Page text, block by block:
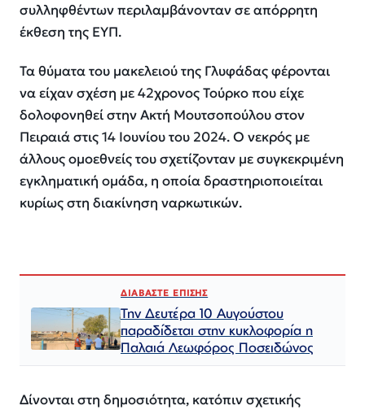
συλληφθέντων περιλαμβάνονταν σε απόρρητη
έκθεση της ΕΥΠ.
Τα θύματα του μακελειού της Γλυφάδας φέρονται
να είχαν σχέση με 42χρονος Τούρκο που είχε
δολοφονηθεί στην Ακτή Μουτσοπούλου στον
Πειραιά στις 14 Ιουνίου του 2024. Ο νεκρός με
άλλους ομοεθνείς του σχετίζονταν με συγκεκριμένη
εγκληματική ομάδα, η οποία δραστηριοποιείται
κυρίως στη διακίνηση ναρκωτικών.
ΔΙΑΒΑΣΤΕ ΕΠΙΣΗΣ
Την Δευτέρα 10 Αυγούστου
παραδίδεται στην κυκλοφορία η
Παλαιά Λεωφόρος Ποσειδώνος
Δίνονται στη δημοσιότητα, κατόπιν σχετικής